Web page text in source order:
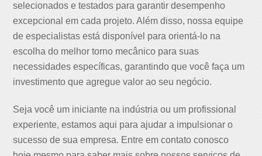
selecionados e testados para garantir desempenho
excepcional em cada projeto. Além disso, nossa equipe
de especialistas está disponível para orientá-lo na
escolha do melhor torno mecânico para suas
necessidades específicas, garantindo que você faça um
investimento que agregue valor ao seu negócio.
Seja você um iniciante na indústria ou um profissional
experiente, estamos aqui para ajudar a impulsionar o
sucesso de sua empresa. Entre em contato conosco